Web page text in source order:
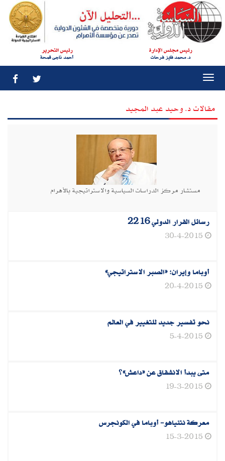
رئيس مجلس الإدارة
د. محمد فايز فرحات
رئيس التحرير
أحمد ناجى قمحة
مقالات د. وحيد عبد المجيد
مستشار مركز الدراسات السياسية والاستراتيجية بالأهرام
رسائل القرار الدولي 2216
30-4-2015
أوباما وإيران: «الصبر الاستراتيجي»
20-4-2015
نحو تفسير جديد للتغيير في العالم
5-4-2015
متى يبدأ الانشقاق عن «داعش»؟
19-3-2015
معركة نتنياهو- أوباما في الكونجرس
15-3-2015